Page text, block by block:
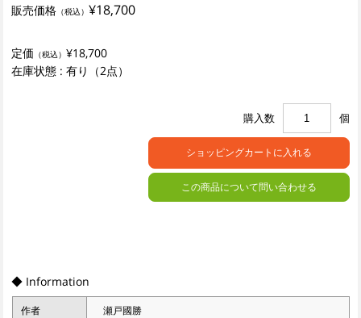
販売価格 （税込） ¥18,700
定価 （税込） ¥18,700
在庫状態 : 有り（2点）
購入数 個
この商品について問い合わせる
◆ Information
作者 瀬戸國勝